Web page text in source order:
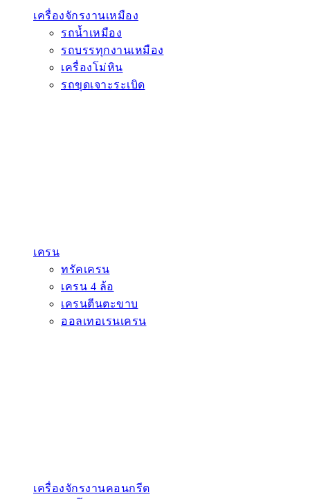
เครื่องจักรงานเหมือง
รถน้ำเหมือง
รถบรรทุกงานเหมือง
เครื่องโม่หิน
รถขุดเจาะระเบิด
เครน
ทรัคเครน
เครน 4 ล้อ
เครนตีนตะขาบ
ออลเทอเรนเครน
เครื่องจักรงานคอนกรีต